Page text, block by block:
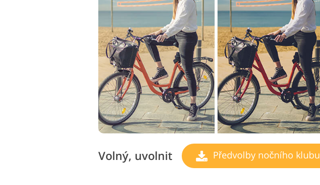
Volný, uvolnit Předvolby nočního klubu